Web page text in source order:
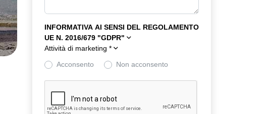
INFORMATIVA AI SENSI DEL REGOLAMENTO
UE N. 2016/679 "GDPR"
Attività di marketing *
Acconsento Non acconsento